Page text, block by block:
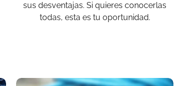
sus desventajas. Si quieres conocerlas
todas, esta es tu oportunidad.